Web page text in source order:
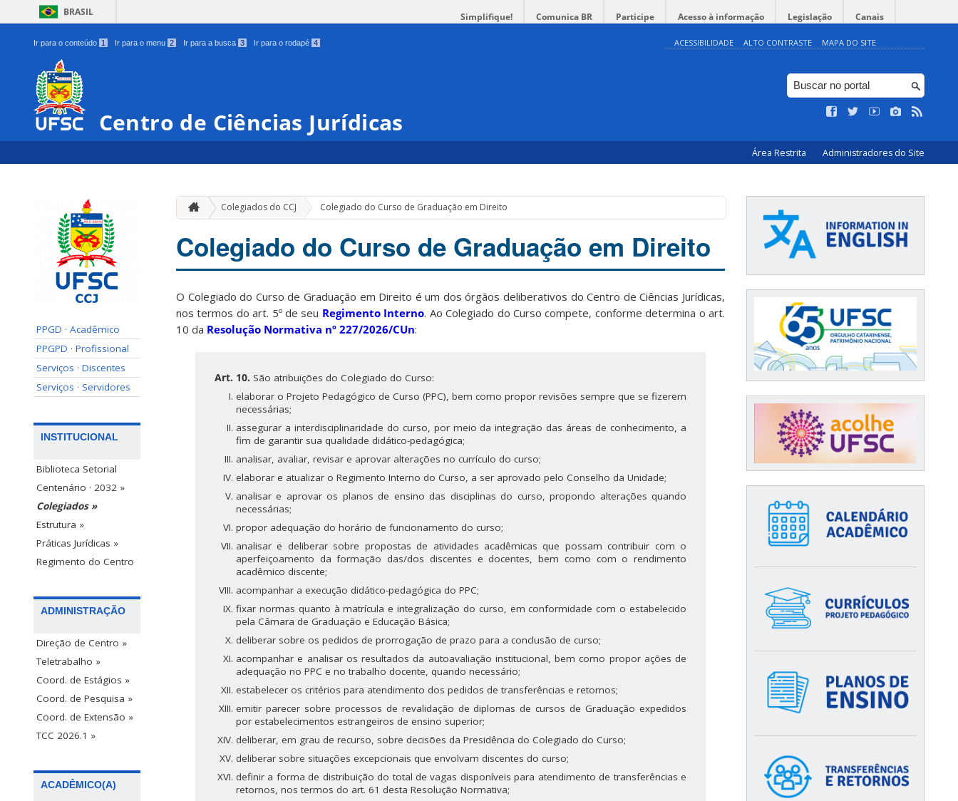
BRASIL Simplifique! Comunica BR Participe Acesso à informação Legislação Canais
Ir para o conteúdo 1 Ir para o menu 2 Ir para a busca 3 Ir para o rodapé 4 ACESSIBILIDADE ALTO CONTRASTE MAPA DO SITE
Centro de Ciências Jurídicas
Área Restrita Administradores do Site
PPGD · Acadêmico
PPGPD · Profissional
Serviços · Discentes
Serviços · Servidores
INSTITUCIONAL
Biblioteca Setorial
Centenário · 2032 »
Colegiados »
Estrutura »
Práticas Jurídicas »
Regimento do Centro
ADMINISTRAÇÃO
Direção de Centro »
Teletrabalho »
Coord. de Estágios »
Coord. de Pesquisa »
Coord. de Extensão »
TCC 2026.1 »
ACADÊMICO(A)
Colegiados do CCJ Colegiado do Curso de Graduação em Direito
Colegiado do Curso de Graduação em Direito
O Colegiado do Curso de Graduação em Direito é um dos órgãos deliberativos do Centro de Ciências Jurídicas,
nos termos do art. 5º de seu Regimento Interno. Ao Colegiado do Curso compete, conforme determina o art.
10 da Resolução Normativa nº 227/2026/CUn:
Art. 10. São atribuições do Colegiado do Curso:
elaborar o Projeto Pedagógico de Curso (PPC), bem como propor revisões sempre que se fizerem
necessárias;
assegurar a interdisciplinaridade do curso, por meio da integração das áreas de conhecimento, a
fim de garantir sua qualidade didático-pedagógica;
analisar, avaliar, revisar e aprovar alterações no currículo do curso;
elaborar e atualizar o Regimento Interno do Curso, a ser aprovado pelo Conselho da Unidade;
analisar e aprovar os planos de ensino das disciplinas do curso, propondo alterações quando
necessárias;
propor adequação do horário de funcionamento do curso;
analisar e deliberar sobre propostas de atividades acadêmicas que possam contribuir com o
aperfeiçoamento da formação das/dos discentes e docentes, bem como com o rendimento
acadêmico discente;
acompanhar a execução didático-pedagógica do PPC;
fixar normas quanto à matrícula e integralização do curso, em conformidade com o estabelecido
pela Câmara de Graduação e Educação Básica;
deliberar sobre os pedidos de prorrogação de prazo para a conclusão de curso;
acompanhar e analisar os resultados da autoavaliação institucional, bem como propor ações de
adequação no PPC e no trabalho docente, quando necessário;
estabelecer os critérios para atendimento dos pedidos de transferências e retornos;
emitir parecer sobre processos de revalidação de diplomas de cursos de Graduação expedidos
por estabelecimentos estrangeiros de ensino superior;
deliberar, em grau de recurso, sobre decisões da Presidência do Colegiado do Curso;
deliberar sobre situações excepcionais que envolvam discentes do curso;
definir a forma de distribuição do total de vagas disponíveis para atendimento de transferências e
retornos, nos termos do art. 61 desta Resolução Normativa;